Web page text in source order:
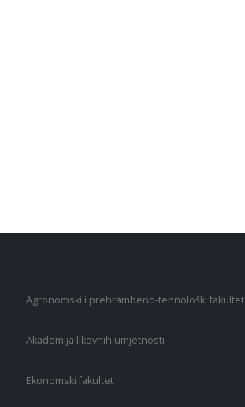
Agronomski i prehrambeno-tehnološki fakultet
Akademija likovnih umjetnosti
Ekonomski fakultet